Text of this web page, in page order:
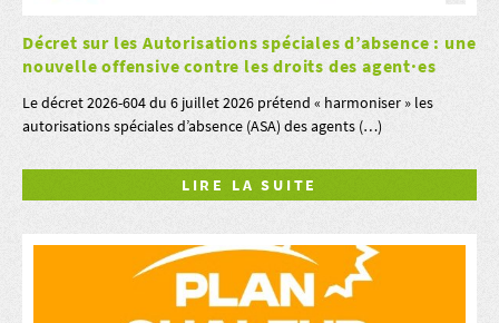
Décret sur les Autorisations spéciales d’absence : une
nouvelle offensive contre les droits des agent·es
Le décret 2026-604 du 6 juillet 2026 prétend « harmoniser » les
autorisations spéciales d’absence (ASA) des agents (…)
LIRE LA SUITE